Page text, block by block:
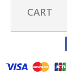
CART